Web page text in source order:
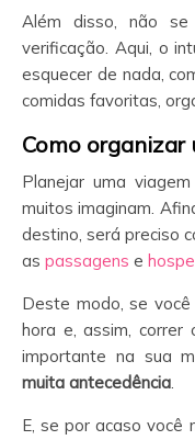
Além disso, não
verificação. Aqui, o
esquecer de nada,
comidas favoritas,
Como organizar
Planejar uma
muitos imaginam.
destino, será preciso
as passagens e
Deste modo, se
hora e, assim, correr
importante na sua
muita antecedência.
E, se por acaso você